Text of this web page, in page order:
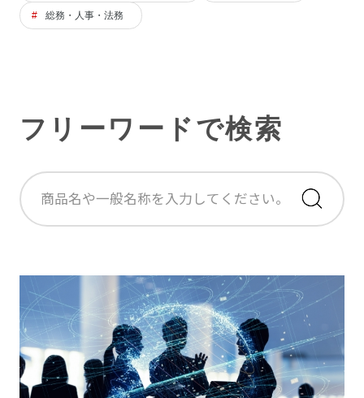
総務・人事・法務
フリーワードで検索